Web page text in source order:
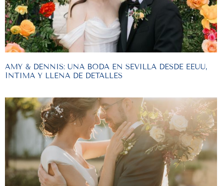
AMY & DENNIS: UNA BODA EN SEVILLA DESDE EEUU,
ÍNTIMA Y LLENA DE DETALLES